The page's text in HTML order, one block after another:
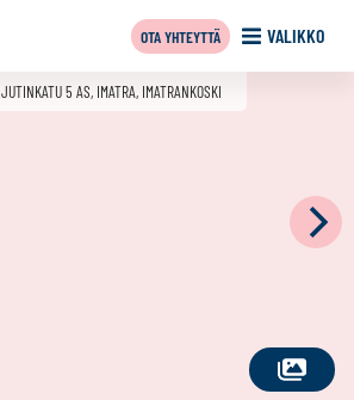
VALIKKO
OTA YHTEYTTÄ
KATSO
JUTINKATU 5 AS, IMATRA, IMATRANKOSKI